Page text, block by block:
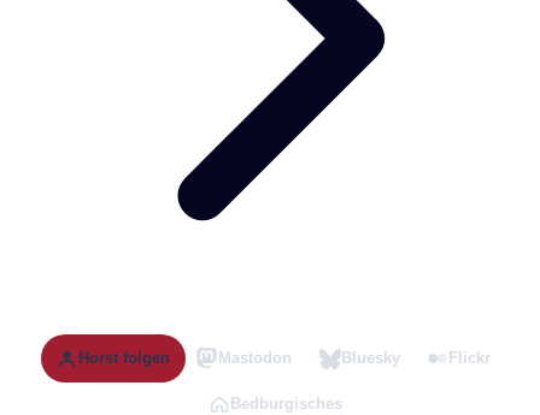
Horst folgen Mastodon Bluesky Flickr
Bedburgisches